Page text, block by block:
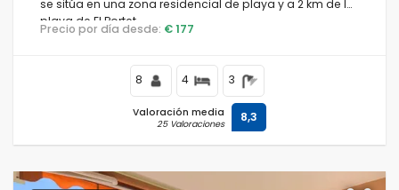
se sitúa en una zona residencial de playa y a 2 km de la
playa de El Portet.
Precio por día desde: € 177
8 4 3
Valoración media
25 Valoraciones 8,3